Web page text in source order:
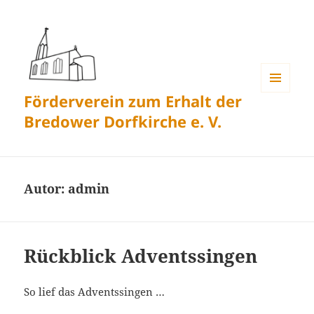
Förderverein zum Erhalt der
Bredower Dorfkirche e. V.
Autor: admin
Rückblick Adventssingen
So lief das Adventssingen …